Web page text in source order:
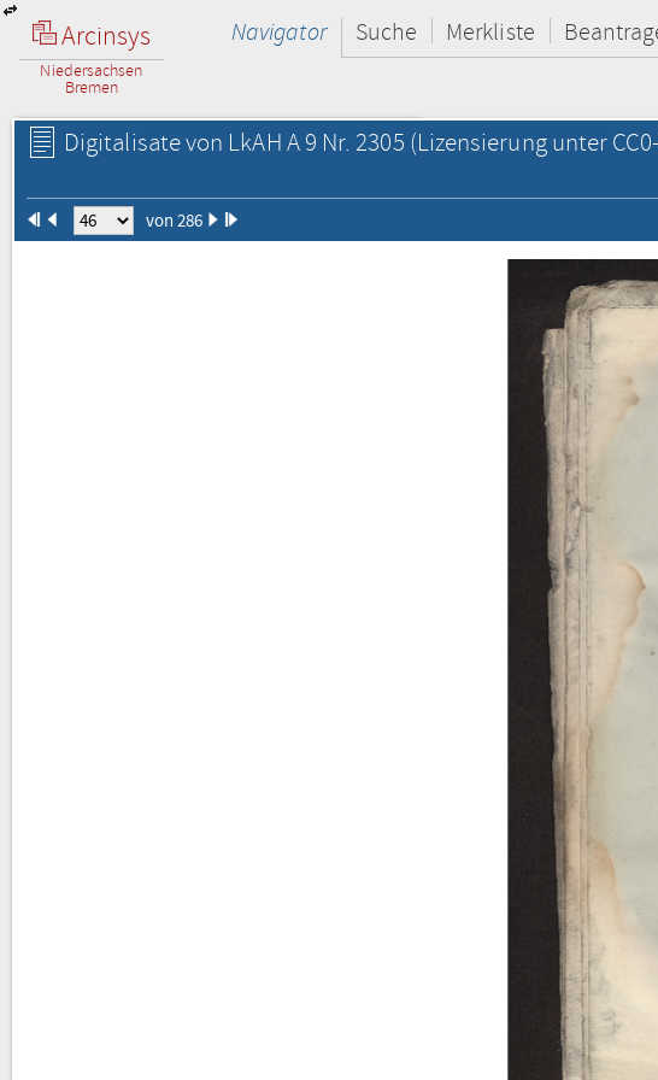
Arcinsys
Niedersachsen
Bremen
Navigator Suche Merkliste
Digitalisate von LkAH A 9 Nr. 2305 (Lizensierung unter
von 286